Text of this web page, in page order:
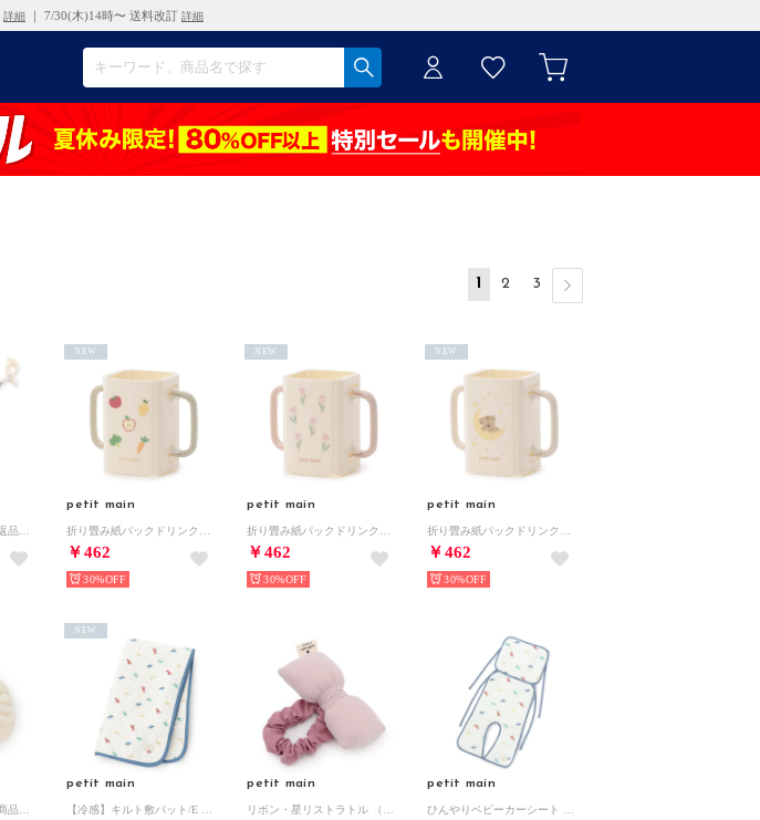
詳細 ｜ 7/30(木)14時〜 送料改訂 詳細
1 2 3
petit main
￥462
NEW
30%
petit main
￥462
NEW
30%
petit main
￥462
NEW
30%
petit main
NEW
petit main petit main